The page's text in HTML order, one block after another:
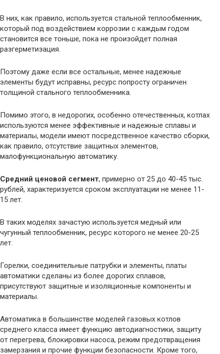
В них, как правило, используется стальной теплообменник,
который под воздействием коррозии с каждым годом
становится все тоньше, пока не произойдет полная
разгерметизация.
Поэтому даже если все остальные, менее надежные
элементы будут исправны, ресурс попросту ограничен
толщиной стального теплообменника.
Помимо этого, в недорогих, особенно отечественных, котлах
используются менее эффективные и надежные сплавы и
материалы, модели имеют посредственное качество сборки,
как правило, отсутствие защитных элементов,
малофункциональную автоматику.
Средний ценовой сегмент, примерно от 25 до 40-45 тыс.
рублей, характеризуется сроком эксплуатации не менее 11-
15 лет.
В таких моделях зачастую используется медный или
чугунный теплообменник, ресурс которого не менее 20-25
лет.
Горелки, соединительные патрубки и элементы, платы
автоматики сделаны из более дорогих сплавов,
присутствуют защитные и изоляционные компоненты и
материалы.
Автоматика в большинстве моделей газовых котлов
среднего класса имеет функцию автодиагностики, защиту
от перегрева, блокировки насоса, режим предотвращения
замерзания и прочие функции безопасности. Кроме того,